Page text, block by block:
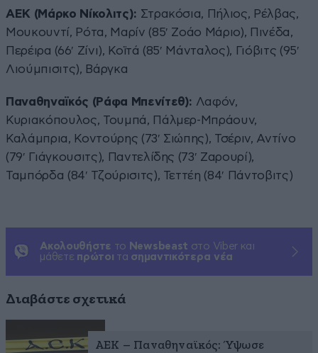
ΑΕΚ (Μάρκο Νίκολιτς): Στρακόσια, Πήλιος, Ρέλβας,
Μουκουντί, Ρότα, Μαρίν (85′ Ζοάο Μάριο), Πινέδα,
Περέιρα (66′ Ζίνι), Κοϊτά (85′ Μάνταλος), Γιόβιτς (95′
Λιούμπισιτς), Βάργκα
Παναθηναϊκός (Ράφα Μπενίτεθ): Λαφόν,
Κυριακόπουλος, Τουμπά, Πάλμερ-Μπράουν,
Καλάμπρια, Κοντούρης (73′ Σιώπης), Τσέριν, Αντίνο
(79′ Γιάγκουσιτς), Παντελίδης (73′ Ζαρουρί),
Ταμπόρδα (84′ Τζούρισιτς), Τεττέη (84′ Πάντοβιτς)
Ακολουθήστε το Newsbeast στο Viber και
μάθετε πρώτοι τα σημαντικότερα νέα
Διαβάστε σχετικά
ΑΕΚ – Παναθηναϊκός: Ύψωσε